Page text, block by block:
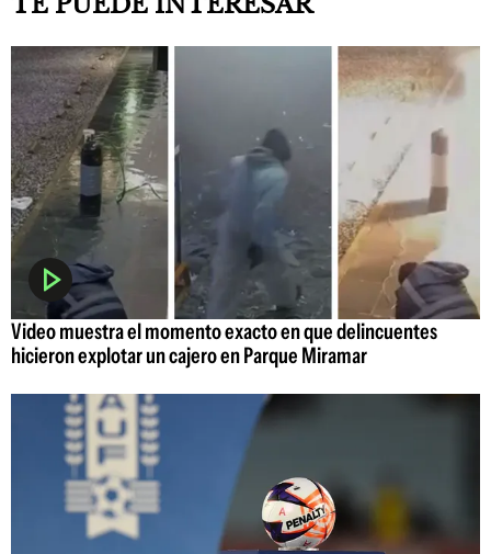
Video muestra el momento exacto en que delincuentes
hicieron explotar un cajero en Parque Miramar